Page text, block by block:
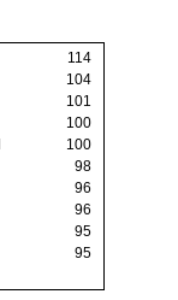
114
104
101
100
100
98
96
96
95
95